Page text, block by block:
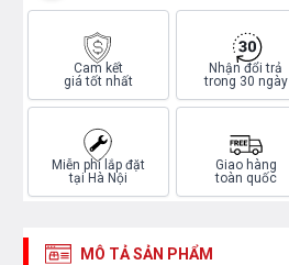
Cam kết
giá tốt nhất
Nhận đổi trả
trong 30 ngày
Miễn phí lắp đặt
tại Hà Nội
Giao hàng
toàn quốc
MÔ TẢ SẢN PHẨM